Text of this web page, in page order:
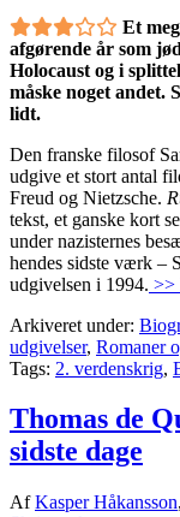
Et
afgørende år som
Holocaust og i
måske noget
lidt.
Den franske filosof
udgive et stort antal
Freud og Nietzsche.
tekst, et ganske kort
under nazisternes
hendes sidste værk –
udgivelsen i 1994. >>
Arkiveret under:
udgivelser, Romaner
Tags: 2. verdenskrig,
Thomas de
sidste dage
AfKasper Håkansson,